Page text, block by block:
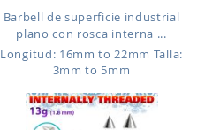
Barbell de superficie industrial
plano con rosca interna ...
Longitud: 16mm to 22mm Talla:
3mm to 5mm